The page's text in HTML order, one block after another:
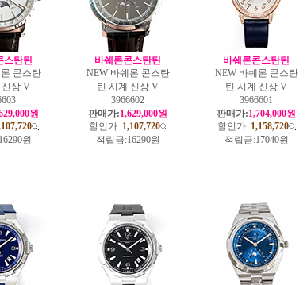
스탄틴
콘스탄
신상 V
원
원
바쉐론콘스탄틴
NEW 바쉐론 콘스탄
틴 시계 신상 V
3966602
판매가:1,629,000원
할인가: 1,107,720
적립금:16290원
바쉐론콘스탄틴
NEW 바쉐론 콘스탄
틴 시계 신상 V
3966601
판매가:1,704,000원
할인가: 1,158,720
적립금:17040원